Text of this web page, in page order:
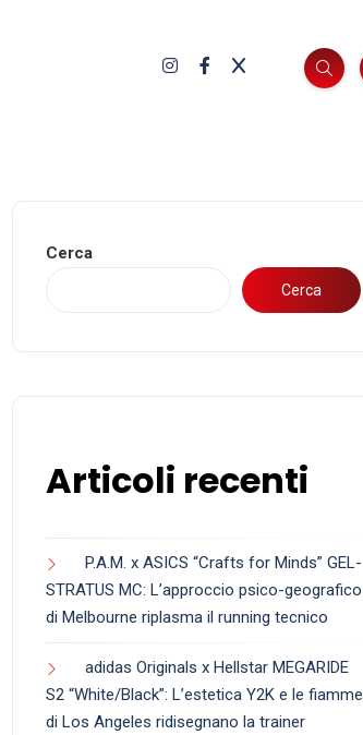
Cerca
Cerca
Articoli recenti
P.A.M. x ASICS “Crafts for Minds” GEL-
STRATUS MC: L’approccio psico-geografico
di Melbourne riplasma il running tecnico
adidas Originals x Hellstar MEGARIDE
S2 “White/Black”: L’estetica Y2K e le fiamme
di Los Angeles ridisegnano la trainer